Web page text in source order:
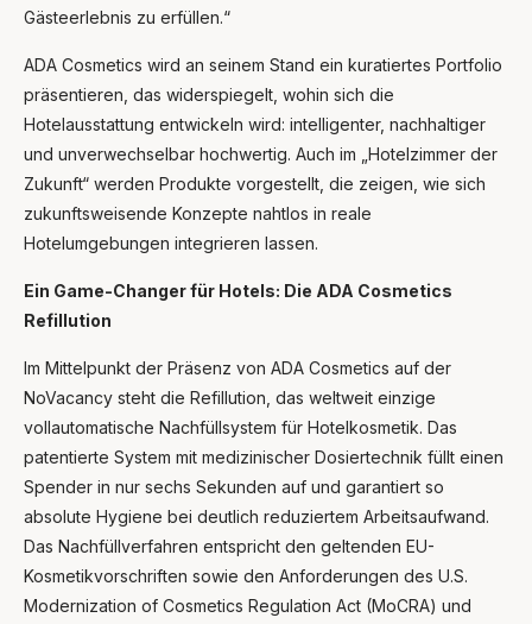
Gästeerlebnis zu erfüllen.“
ADA Cosmetics wird an seinem Stand ein kuratiertes Portfolio
präsentieren, das widerspiegelt, wohin sich die
Hotelausstattung entwickeln wird: intelligenter, nachhaltiger
und unverwechselbar hochwertig. Auch im „Hotelzimmer der
Zukunft“ werden Produkte vorgestellt, die zeigen, wie sich
zukunftsweisende Konzepte nahtlos in reale
Hotelumgebungen integrieren lassen.
Ein Game-Changer für Hotels: Die ADA Cosmetics
Refillution
Im Mittelpunkt der Präsenz von ADA Cosmetics auf der
NoVacancy steht die Refillution, das weltweit einzige
vollautomatische Nachfüllsystem für Hotelkosmetik. Das
patentierte System mit medizinischer Dosiertechnik füllt einen
Spender in nur sechs Sekunden auf und garantiert so
absolute Hygiene bei deutlich reduziertem Arbeitsaufwand.
Das Nachfüllverfahren entspricht den geltenden EU-
Kosmetikvorschriften sowie den Anforderungen des U.S.
Modernization of Cosmetics Regulation Act (MoCRA) und
Ask Mira
assistant and product consultant from ADA